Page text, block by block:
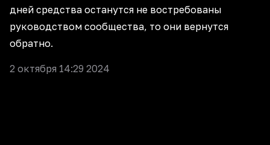
дней средства останутся не востребованы
руководством сообщества, то они вернутся
обратно.
2 октября 14:29 2024